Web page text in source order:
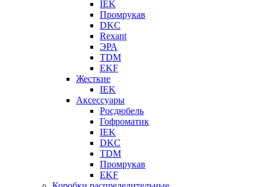
IEK
Промрукав
DKC
Rexant
ЭРА
TDM
EKF
Жесткие
IEK
Аксессуары
Росдюбель
Гофроматик
IEK
DKC
TDM
Промрукав
EKF